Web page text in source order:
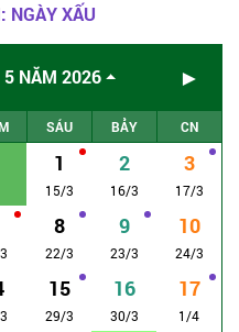
NGÀY XẤU
5 NĂM 2026 ►
SÁU BẢY CN
1
15/3
2
16/3
3
17/3
8
22/3
9
23/3
10
24/3
15
29/3
16
30/3
17
1/4